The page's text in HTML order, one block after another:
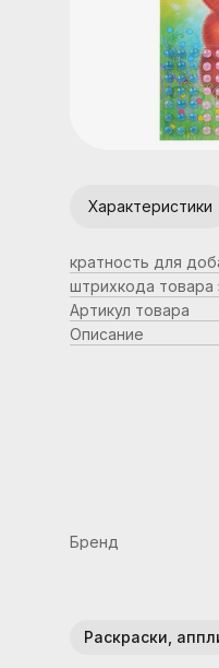
Характеристики
кратность для
штрихкода товара
Артикул товара
Описание
Бренд
Раскраски,